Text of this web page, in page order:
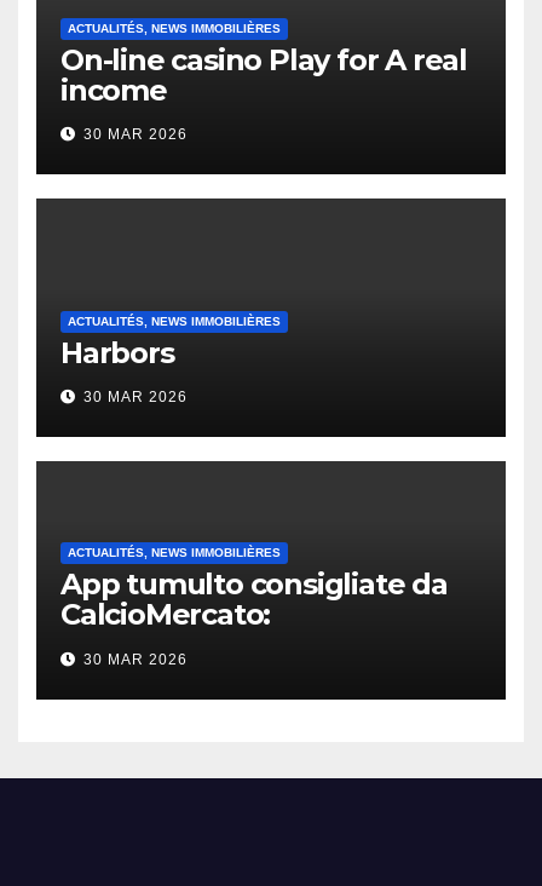
ACTUALITÉS, NEWS IMMOBILIÈRES
On-line casino Play for A real
income
30 MAR 2026
ACTUALITÉS, NEWS IMMOBILIÈRES
Harbors
30 MAR 2026
ACTUALITÉS, NEWS IMMOBILIÈRES
App tumulto consigliate da
CalcioMercato:
considerazione di gennaio
2026
30 MAR 2026